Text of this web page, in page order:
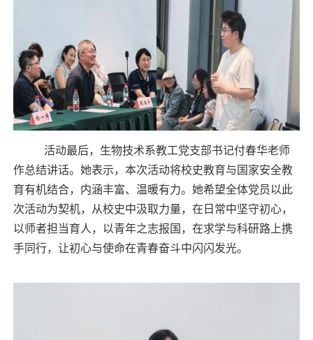
活动最后，生物技术系教工党支部书记付春华老师
作总结讲话。她表示，本次活动将校史教育与国家安全教
育有机结合，内涵丰富、温暖有力。她希望全体党员以此
次活动为契机，从校史中汲取力量，在日常中坚守初心，
以师者担当育人，以青年之志报国，在求学与科研路上携
手同行，让初心与使命在青春奋斗中闪闪发光。